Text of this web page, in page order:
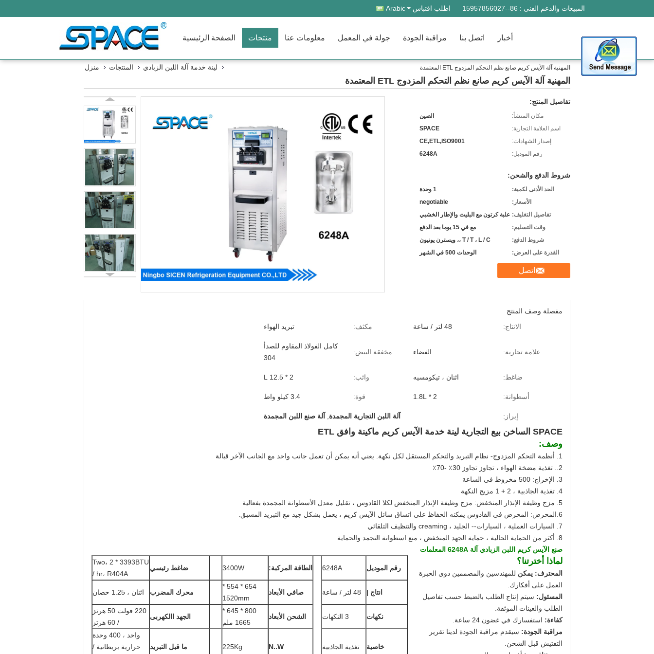
المبيعات والدعم الفنى : 86--15957856027 اطلب اقتباس Arabic
الصفحة الرئيسية منتجات معلومات عنا جولة في المعمل مراقبة الجودة اتصل بنا أخبار
منزل المنتجات لينة خدمة آلة اللبن الزبادي المهنية آلة الآيس كريم صانع نظم التحكم المزدوج ETL المعتمدة
المهنية آلة الآيس كريم صانع نظم التحكم المزدوج ETL المعتمدة
تفاصيل المنتج:
مكان المنشأ:
الصين
اسم العلامة التجارية:
SPACE
إصدار الشهادات:
CE,ETL,ISO9001
رقم الموديل:
6248A
شروط الدفع والشحن:
الحد الأدنى لكمية:
1 وحدة
الأسعار:
negotiable
تفاصيل التغليف: علبة كرتون مع البليت والإطار الخشبي
وقت التسليم:
مع في 15 يوما بعد الدفع
شروط الدفع:
T / T ، L / C ،، ويسترن يونيون
القدرة على العرض:
الوحدات 500 في الشهر
اتصل
مفصلة وصف المنتج
الانتاج:
48 لتر / ساعة مكثف: تبريد الهواء
علامة تجارية: الفضاء مخفقة البيض:
كامل الفولاذ المقاوم للصدأ
304
ضاغط: اثنان ، تيكومسيه واثب: 2 * 12.5 L
أسطوانة: 2 * 1.8L قوة: 3.4 كيلو واط
إبراز: آلة اللبن التجارية المجمدة آلة صنع اللبن المجمدة
SPACE الساخن بيع التجارية لينة خدمة الآيس كريم ماكينة وافق ETL
وصف:
1. أنظمة التحكم المزدوج- نظام التبريد والتحكم المستقل لكل نكهة. يعني أنه يمكن أن تعمل جانب واحد مع الجانب الآخر قبالة
2.. تغذية مضخة الهواء ، تجاوز تجاوز 30٪ -70٪
3. الإخراج: 500 مخروط في الساعة
4. تغذية الجاذبية ، 2 + 1 مزيج النكهة
5. مزج وظيفة الإنذار المنخفض: مزج وظيفة الإنذار المنخفض لكلا القادوس ، تقليل معدل الأسطوانة المجمدة بفعالية
6.المحرض: المحرض في القادوس يمكنه الحفاظ على اتساق سائل الآيس كريم ، يعمل بشكل جيد مع التبريد المسبق.
7. السيارات العملية ، السيارات-- الجليد ، creaming والتنظيف التلقائي
8. أكثر من الحماية الحالية ، حماية الجهد المنخفض ، منع اسطوانة التجمد والحماية
صنع الآيس كريم اللبن الزبادي آلة 6248A
المعلمات
رقم الموديل 6248A الطاقة المركبة: 3400W ضاغط رئيسي
Two، 2 * 3393BTU
/ hr، R404A
انتاج | 48 لتر / ساعة صافي الأبعاد
654 * 554 *
1520mm
محرك المضرب اثنان ، 1.25 حصان
نكهات 3 النكهات الشحن الأبعاد
800 * 645 *
1665 ملم
الجهد االكهربى
220 فولت 50 هرتز
/ 60 هرتز
خاصية تغذية الجاذبية N..W
225Kg ما قبل التبريد
واحد ، 400 وحدة
حرارية بريطانية /
لماذا أخترتنا؟
المحترف: يمكن للمهندسين والمصممين ذوي الخبرة
العمل على أفكارك.
المسئول: سيتم إنتاج الطلب بالضبط حسب تفاصيل
الطلب والعينات الموثقة.
كفاءة: استفسارك في غضون 24 ساعة.
مراقبة الجودة: سيقدم مراقبة الجودة لدينا تقرير
التفتيش قبل الشحن.